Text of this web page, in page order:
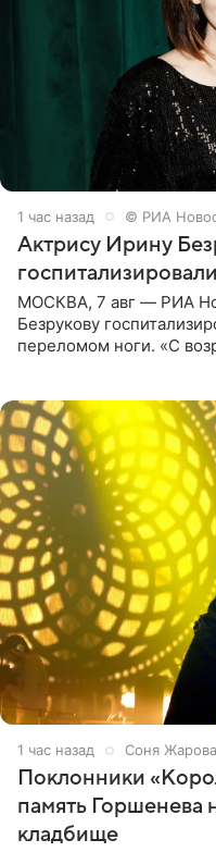
1 час назад © РИА
Актрису Ирину
госпитализировали
МОСКВА, 7 авг — РИА
Безрукову
переломом ноги. «С
1 час назад Соня Жарова
Поклонники
память Горшенева
кладбище